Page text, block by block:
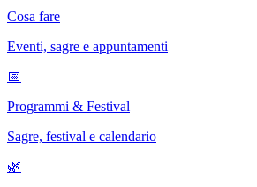
Cosa fare
Eventi, sagre e appuntamenti
📅
Programmi & Festival
Sagre, festival e calendario
🌿